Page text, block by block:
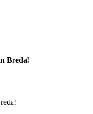
Breda!